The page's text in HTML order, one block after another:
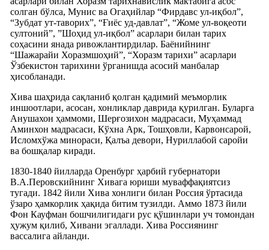
солган бўлса, Мунис ва Огаҳийлар “Фирдавс ул-иқбол”,
“Зубдат ут-таворих”, “Ғиёс уд-давлат”, “Жоме ул-воқеоти
султоний”, ”Шоҳид ул-иқбол” асарлари билан тарих
соҳасини янада ривожлантирдилар. Баёнийнинг
“Шажарайи Хоразмшоҳий”, “Хоразм тарихи” асарлари
Ўзбекистон тарихини ўрганишда асосий манбалар
ҳисобланади.
Хива шаҳрида сақланиб қолган қадимий меъморлик
иншоотлари, асосан, хонликлар даврида қурилган. Буларга
Анушахон ҳаммоми, Шерғозихон мадрасаси, Муҳаммад
Аминхон мадрасаси, Кўхна Арк, Тошҳовли, Карвонсарой,
Исломхўжа минораси, Қалъа девори, Нуриллабой саройи
ва бошқалар киради.
1830-1840 йилларда Оренбург ҳарбий губернатори
В.А.Перовскийнинг Хивага юриши муваффақиятсиз
тугади. 1842 йили Хива хонлиги билан Россия ўртасида
ўзаро ҳамкорлик ҳақида битим тузилди. Аммо 1873 йили
Фон Кауфман бошчилигидаги рус қўшинлари уч томондан
ҳужум қилиб, Хивани эгаллади. Хива Россиянинг
вассалига айланди.